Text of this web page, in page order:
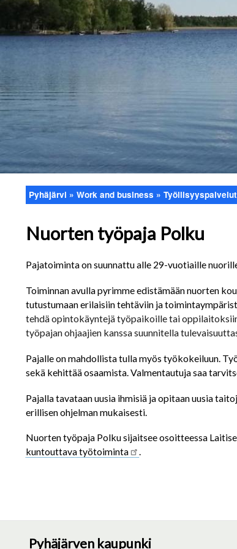
Breadcrumb
Pyhäjärvi Work and business Työllisyyspalvelut
Nuorten työpaja Polku
Pajatoiminta on suunnattu alle 29-vuotiaille
Toiminnan avulla pyrimme edistämään nuorten
tutustumaan erilaisiin tehtäviin ja
tehdä opintokäyntejä työpaikoille tai
työpajan ohjaajien kanssa suunnitella
Pajalle on mahdollista tulla myös työkokeiluun.
sekä kehittää osaamista. Valmentautuja saa
Pajalla tavataan uusia ihmisiä ja opitaan uusia
erillisen ohjelman mukaisesti.
Nuorten työpaja Polku sijaitsee osoitteessa
kuntouttava työtoiminta
.
Pyhäjärven kaupunki